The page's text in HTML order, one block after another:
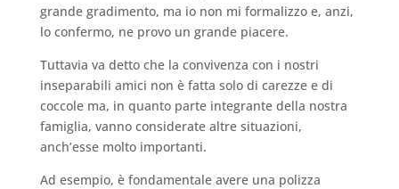
grande gradimento, ma io non mi formalizzo e, anzi,
lo confermo, ne provo un grande piacere.
Tuttavia va detto che la convivenza con i nostri
inseparabili amici non è fatta solo di carezze e di
coccole ma, in quanto parte integrante della nostra
famiglia, vanno considerate altre situazioni,
anch’esse molto importanti.
Ad esempio, è fondamentale avere una polizza